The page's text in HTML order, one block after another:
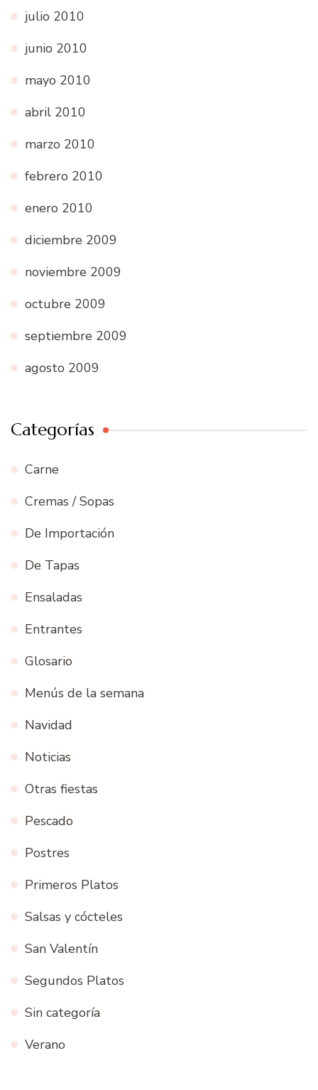
julio 2010
junio 2010
mayo 2010
abril 2010
marzo 2010
febrero 2010
enero 2010
diciembre 2009
noviembre 2009
octubre 2009
septiembre 2009
agosto 2009
Categorías
Carne
Cremas / Sopas
De Importación
De Tapas
Ensaladas
Entrantes
Glosario
Menús de la semana
Navidad
Noticias
Otras fiestas
Pescado
Postres
Primeros Platos
Salsas y cócteles
San Valentín
Segundos Platos
Sin categoría
Verano